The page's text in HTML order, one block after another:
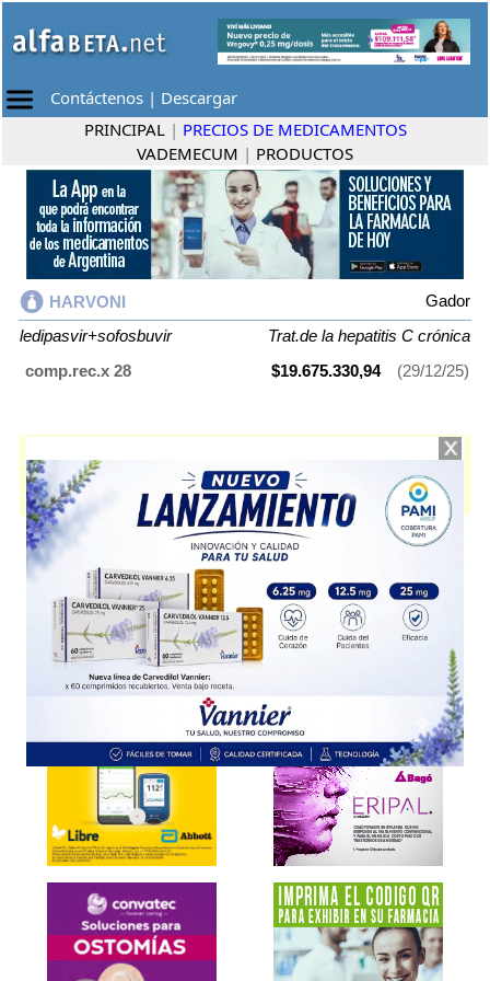
Contáctenos | Descargar
PRINCIPAL | PRECIOS DE MEDICAMENTOS
VADEMECUM | PRODUCTOS
HARVONI
Gador
ledipasvir+sofosbuvir
Trat.de la hepatitis C crónica
comp.rec.x 28
$19.675.330,94 (29/12/25)
hepatitis C crónica
. Es producido porGador y cuenta con 1 presentación
disponible.
Explorar más
Otros productos conledipasvir+sofosbuvir
Otros productos deGador